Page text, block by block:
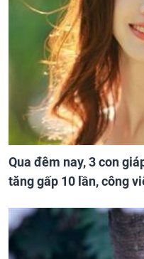
Qua đêm nay, 3 con
tăng gấp 10 lần, công